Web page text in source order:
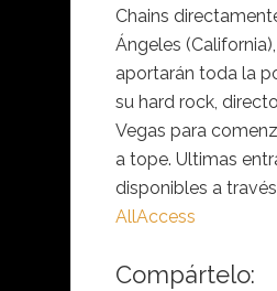
Chains
Ángeles
aportarán toda la
su hard rock,
Vegas para
a tope. Ultimas
disponibles a
AllAccess
Compártelo: